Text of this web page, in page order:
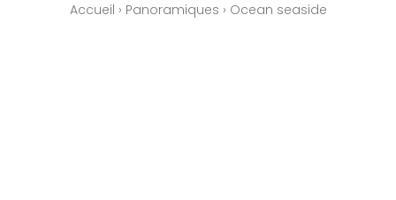
Accueil › Panoramiques › Ocean seaside